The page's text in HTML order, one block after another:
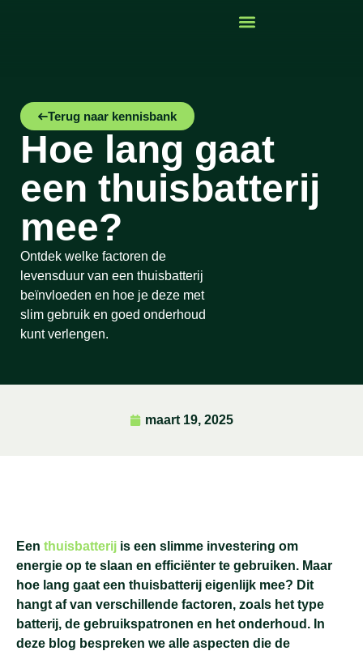
Terug naar kennisbank
Hoe lang gaat
een thuisbatterij
mee?
Ontdek welke factoren de
levensduur van een thuisbatterij
beïnvloeden en hoe je deze met
slim gebruik en goed onderhoud
kunt verlengen.
maart 19, 2025
Een thuisbatterij is een slimme investering om
energie op te slaan en efficiënter te gebruiken. Maar
hoe lang gaat een thuisbatterij eigenlijk mee? Dit
hangt af van verschillende factoren, zoals het type
batterij, de gebruikspatronen en het onderhoud. In
deze blog bespreken we alle aspecten die de